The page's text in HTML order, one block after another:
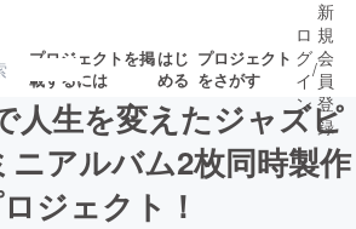
プロジェクトを掲
載するには
はじ
める
プロジェクト
をさがす
目の新着プロ募集終了が近いプ
ロ
グ
イ
ン
/
新
規
会
員
登
録
人生を変えたジャズピ
ニアルバム2枚同時製作
ジェクト！